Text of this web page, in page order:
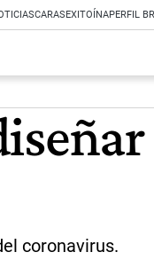
CARASEXITOÍNAPERFIL
coronavirus.